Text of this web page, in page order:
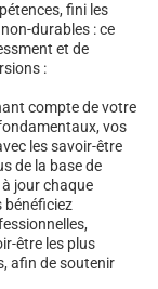
fini les
durables : ce
et de
:
compte de votre
vos
les savoir-être
de la base de
jour chaque
bénéficiez
être les plus
afin de soutenir